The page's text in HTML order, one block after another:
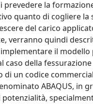
prevedere la
quanto di cogliere la
del carico
verranno quindi
il
caso della
di un codice
ABAQUS, in